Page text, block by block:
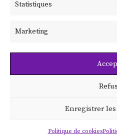
Statistiques
Marketing
Enregistrer
Politique de cookies